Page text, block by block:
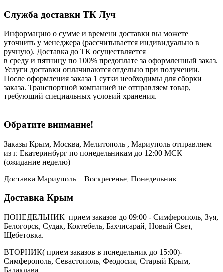
Служба доставки ТК Луч
Информацию о сумме и времени доставки вы можете
уточнить у менеджера (рассчитывается индивидуально в
ручную). Доставка до ТК осуществляется
в среду и пятницу по 100% предоплате за оформленный заказ.
Услуги доставки оплачиваются отдельно при получении.
После оформления заказа 1 сутки необходимы для сборки
заказа. Транспортной компанией не отправляем товар,
требующий специальных условий хранения.
Обратите внимание!
Заказы Крым, Москва, Мелитополь , Мариуполь отправляем
из г. Екатеринбург по понедельникам до 12:00 МСК
(ожидание неделю)
Доставка Мариуполь – Воскресенье, Понедельник
Доставка Крым
ПОНЕДЕЛЬНИК прием заказов до 09:00 - Симферополь, Зуя,
Белогорск, Судак, Коктебель, Бахчисарай, Новый Свет,
Щебетовка.
ВТОРНИК( прием заказов в понедельник до 15:00)-
Симферополь, Севастополь, Феодосия, Старый Крым,
Балаклава.